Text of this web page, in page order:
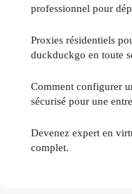
professionnel pour
Proxies résidentiels
duckduckgo en toute
Comment configurer
sécurisé pour une
Devenez expert en
complet.